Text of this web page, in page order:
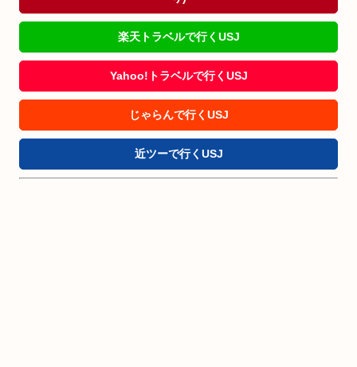
楽天トラベルで行くUSJ
Yahoo!トラベルで行くUSJ
じゃらんで行くUSJ
近ツーで行くUSJ